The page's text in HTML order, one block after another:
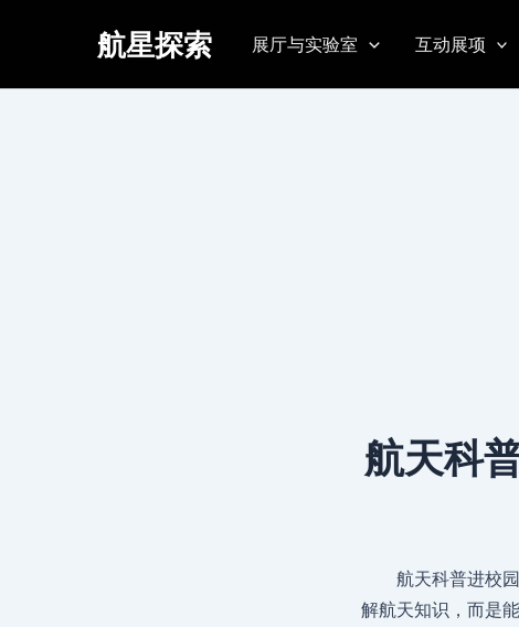
航星探索 展厅与实验室 互动展项
首页 航天科普进校园——让孩子在
航天科
航天科普进校
解航天知识，而是